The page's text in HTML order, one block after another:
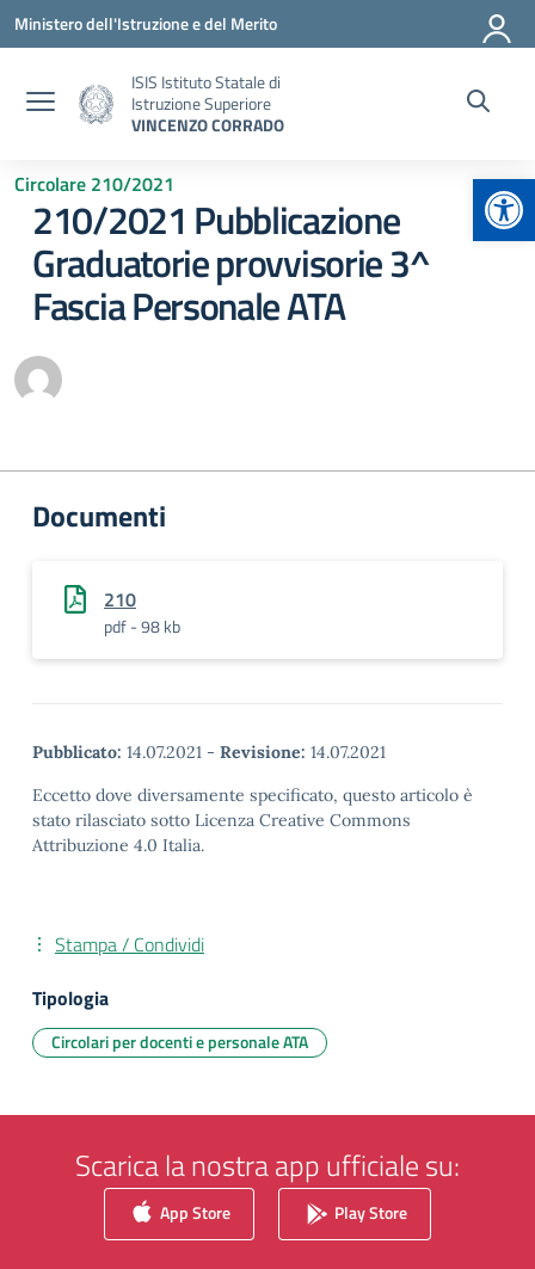
Vai ai contenuti
Vai al menu di navigazione
Vai al footer
Ministero dell'Istruzione e del Merito
ISIS Istituto Statale di
Istruzione Superiore
VINCENZO CORRADO
Circolare 210/2021
210/2021 Pubblicazione
Graduatorie provvisorie 3^
Fascia Personale ATA
Documenti
210
pdf - 98 kb
Pubblicato: 14.07.2021 - Revisione: 14.07.2021
Eccetto dove diversamente specificato, questo articolo è
stato rilasciato sotto Licenza Creative Commons
Attribuzione 4.0 Italia.
Stampa / Condividi
Tipologia
Circolari per docenti e personale ATA
Scarica la nostra app ufficiale su:
App Store Play Store